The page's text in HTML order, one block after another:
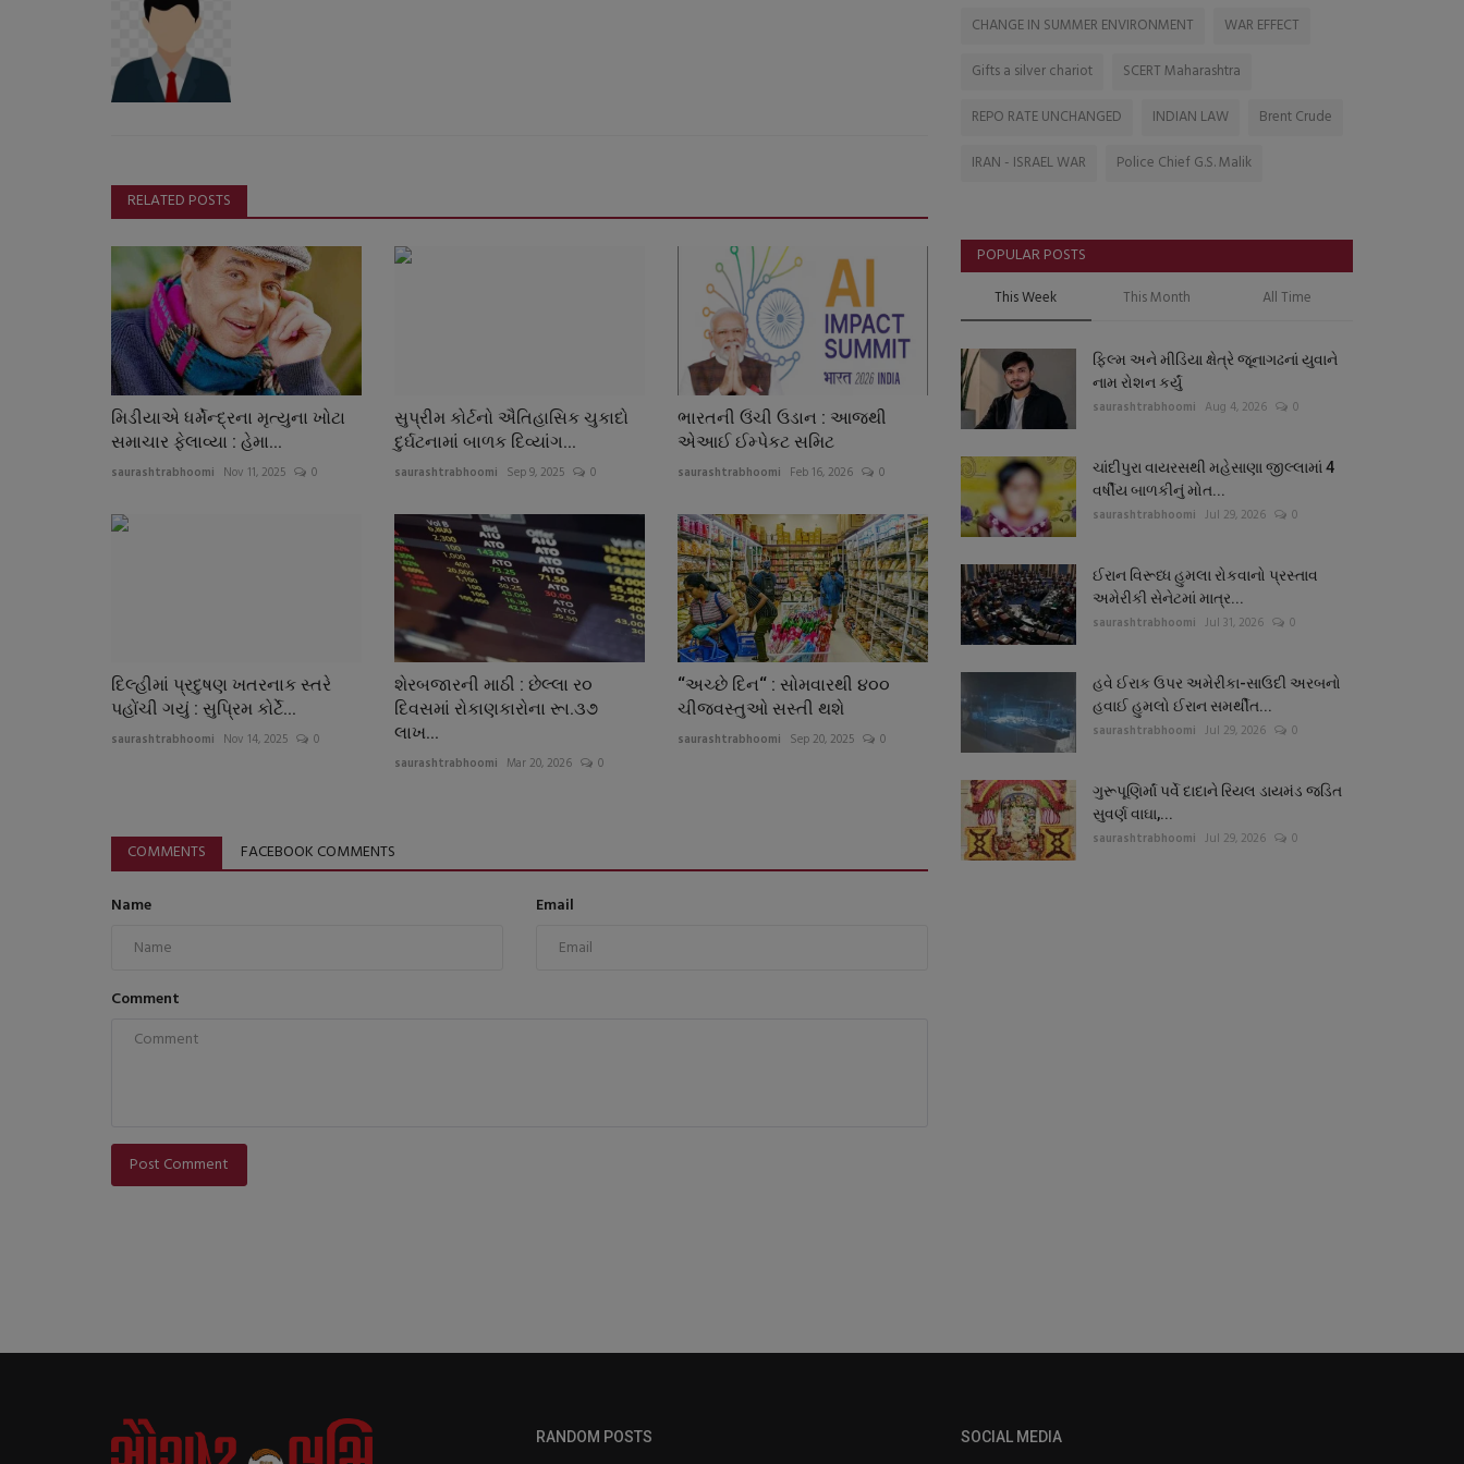
RELATED POSTS
મિડીયાએ ધર્મેન્દ્રના મૃત્યુના ખોટા
સમાચાર ફેલાવ્યા : હેમા...
saurashtrabhoomi Nov 11, 2025 0
સુપ્રીમ કોર્ટનો ઐતિહાસિક ચુકાદો
દુર્ઘટનામાં બાળક દિવ્યાંગ...
saurashtrabhoomi Sep 9, 2025 0
ભારતની ઉંચી ઉડાન : આજથી
એઆઈ ઈમ્પેકટ સમિટ
saurashtrabhoomi Feb 16, 2026 0
દિલ્હીમાં પ્રદુષણ ખતરનાક સ્તરે
પહોંચી ગયું : સુપ્રિમ કોર્ટે...
saurashtrabhoomi Nov 14, 2025 0
શેરબજારની માઠી : છેલ્લા ર૦
દિવસમાં રોકાણકારોના રૂા.૩૭
લાખ...
saurashtrabhoomi Mar 20, 2026 0
‘‘અચ્છે દિન‘‘ : સોમવારથી ૪૦૦
ચીજવસ્તુઓ સસ્તી થશે
saurashtrabhoomi Sep 20, 2025 0
COMMENTS FACEBOOK COMMENTS
Name Email
Comment
Post Comment
CHANGE IN SUMMER ENVIRONMENT
WAR EFFECT
Gifts a silver chariot
SCERT Maharashtra
REPO RATE UNCHANGED
INDIAN LAW
Brent Crude
IRAN - ISRAEL WAR
Police Chief G.S. Malik
POPULAR POSTS
This Week This Month All Time
ફિલ્મ અને મીડિયા ક્ષેત્રે જૂનાગઢનાં યુવાને
નામ રોશન કર્યું
saurashtrabhoomi Aug 4, 2026 0
ચાંદીપુરા વાયરસથી મહેસાણા જીલ્લામાં 4
વર્ષીય બાળકીનું મોત...
saurashtrabhoomi Jul 29, 2026 0
ઈરાન વિરૂધ્ધ હુમલા રોકવાનો પ્રસ્તાવ
અમેરીકી સેનેટમાં માત્ર...
saurashtrabhoomi Jul 31, 2026 0
હવે ઈરાક ઉપર અમેરીકા-સાઉદી અરબનો
હવાઈ હુમલો ઈરાન સમર્થીત...
saurashtrabhoomi Jul 29, 2026 0
ગુરૂપૂણિર્માં પર્વે દાદાને રિયલ ડાયમંડ જડિત
સુવર્ણ વાઘા,...
saurashtrabhoomi Jul 29, 2026 0
RANDOM POSTS SOCIAL MEDIA